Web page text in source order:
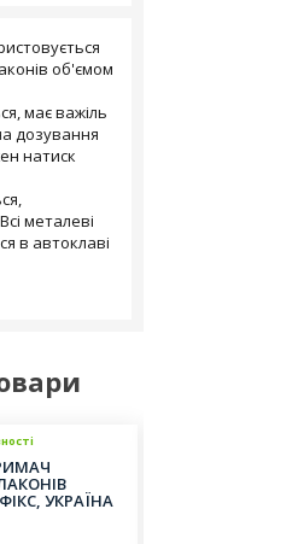
об'ємом
має важіль
дозування
натиск
металеві
в автоклаві